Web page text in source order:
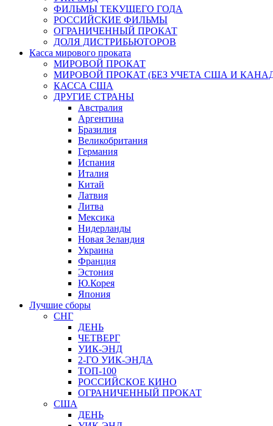
ФИЛЬМЫ ТЕКУЩЕГО ГОДА
РОССИЙСКИЕ ФИЛЬМЫ
ОГРАНИЧЕННЫЙ ПРОКАТ
ДОЛЯ ДИСТРИБЬЮТОРОВ
Касса мирового проката
МИРОВОЙ ПРОКАТ
МИРОВОЙ ПРОКАТ (БЕЗ УЧЕТА США И
КАССА США
ДРУГИЕ СТРАНЫ
Австралия
Аргентина
Бразилия
Великобритания
Германия
Испания
Италия
Китай
Латвия
Литва
Мексика
Нидерланды
Новая Зеландия
Украина
Франция
Эстония
Ю.Корея
Япония
Лучшие сборы
СНГ
ДЕНЬ
ЧЕТВЕРГ
УИК-ЭНД
2-ГО УИК-ЭНДА
ТОП-100
РОССИЙСКОЕ КИНО
ОГРАНИЧЕННЫЙ ПРОКАТ
США
ДЕНЬ